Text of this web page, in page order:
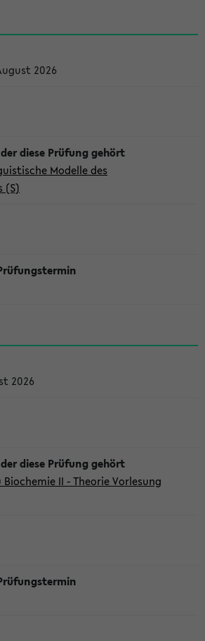
2026
Modelle des
(S)
2026
Biochemie II - Theorie Vorlesung